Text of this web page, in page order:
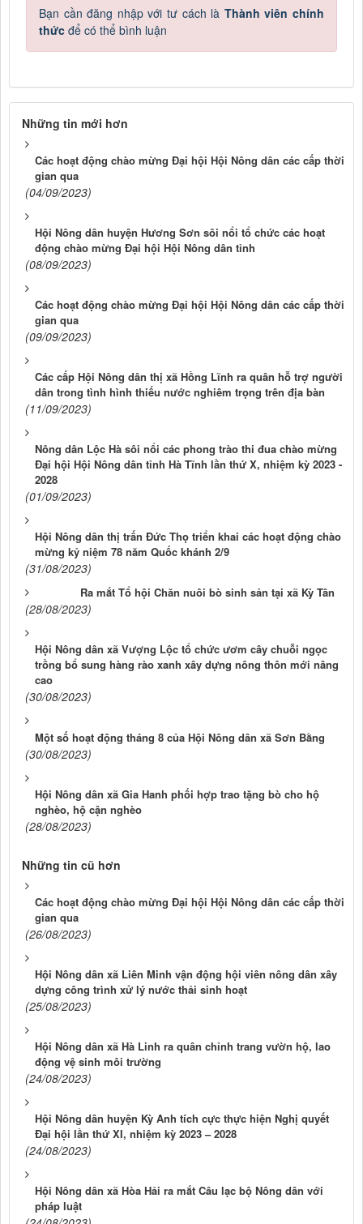
Bạn cần đăng nhập với tư cách là Thành viên chính
thức để có thể bình luận
Những tin mới hơn
Các hoạt động chào mừng Đại hội Hội Nông dân các cấp thời
gian qua
(04/09/2023)
Hội Nông dân huyện Hương Sơn sôi nổi tổ chức các hoạt
động chào mừng Đại hội Hội Nông dân tỉnh
(08/09/2023)
Các hoạt động chào mừng Đại hội Hội Nông dân các cấp thời
gian qua
(09/09/2023)
Các cấp Hội Nông dân thị xã Hồng Lĩnh ra quân hỗ trợ người
dân trong tình hình thiếu nước nghiêm trọng trên địa bàn
(11/09/2023)
Nông dân Lộc Hà sôi nổi các phong trào thi đua chào mừng
Đại hội Hội Nông dân tỉnh Hà Tĩnh lần thứ X, nhiệm kỳ 2023 -
2028
(01/09/2023)
Hội Nông dân thị trấn Đức Thọ triển khai các hoạt động chào
mừng kỷ niệm 78 năm Quốc khánh 2/9
(31/08/2023)
Ra mắt Tổ hội Chăn nuôi bò sinh sản tại xã Kỳ Tân
(28/08/2023)
Hội Nông dân xã Vượng Lộc tổ chức ươm cây chuỗi ngọc
trồng bổ sung hàng rào xanh xây dựng nông thôn mới nâng
cao
(30/08/2023)
Một số hoạt động tháng 8 của Hội Nông dân xã Sơn Bằng
(30/08/2023)
Hội Nông dân xã Gia Hanh phối hợp trao tặng bò cho hộ
nghèo, hộ cận nghèo
(28/08/2023)
Những tin cũ hơn
Các hoạt động chào mừng Đại hội Hội Nông dân các cấp thời
gian qua
(26/08/2023)
Hội Nông dân xã Liên Minh vận động hội viên nông dân xây
dựng công trình xử lý nước thải sinh hoạt
(25/08/2023)
Hội Nông dân xã Hà Linh ra quân chỉnh trang vườn hộ, lao
động vệ sinh môi trường
(24/08/2023)
Hội Nông dân huyện Kỳ Anh tích cực thực hiện Nghị quyết
Đại hội lần thứ XI, nhiệm kỳ 2023 – 2028
(24/08/2023)
Hội Nông dân xã Hòa Hải ra mắt Câu lạc bộ Nông dân với
pháp luật